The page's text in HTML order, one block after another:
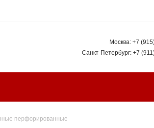
Москва: +7
Санкт-Петербург: +7
перфорированные